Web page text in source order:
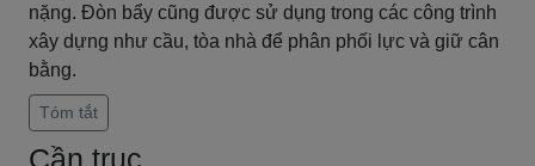
nặng. Đòn bẩy cũng được sử dụng trong các công trình
xây dựng như cầu, tòa nhà để phân phối lực và giữ cân
bằng.
Tóm tắt
Cần trục